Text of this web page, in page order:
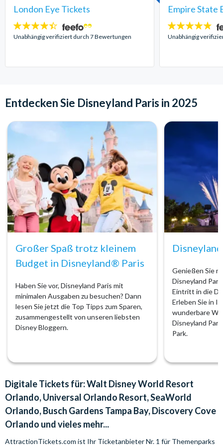
London Eye Tickets
4.4
Sterne:
Unabhängig verifiziert durch 7 Bewertungen
Empire State
4.7
Sterne:
Unabhängig
Entdecken Sie Disneyland Paris in 2025
Großer Spaß trotz kleinem
Budget in Disneyland® Paris
Haben Sie vor, Disneyland Paris mit
minimalen Ausgaben zu besuchen? Dann
lesen Sie jetzt die Top Tipps zum Sparen,
zusammengestellt von unseren liebsten
Disney Bloggern.
Genießen Sie
Disneyland
Eintritt in die
Erleben Sie in
wunderbare
Disneyland
Park.
Digitale Tickets für: Walt Disney World Resort
Orlando, Universal Orlando Resort, SeaWorld
Orlando, Busch Gardens Tampa Bay, Discovery Cove
Orlando und vieles mehr...
AttractionTickets.com ist Ihr Ticketanbieter Nr. 1 für Themenparks